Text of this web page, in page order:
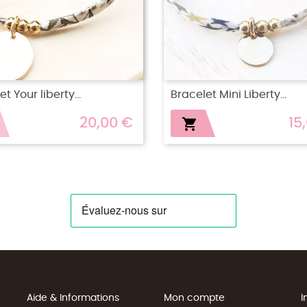
plaqué or
39,00 €
Bracelet Flora Plaqué or

Aide & Informations Mon compte